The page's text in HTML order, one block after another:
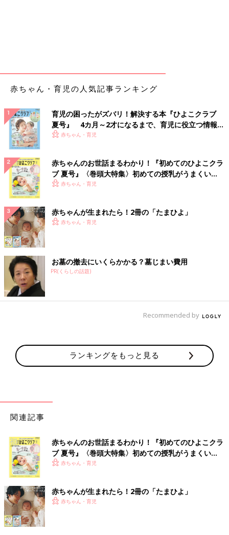
赤ちゃん・育児の人気記事ランキング
育児の困ったがズバリ！解決する本『ひよこクラブ
夏号』 4カ月～2才になるまで、育児に役立つ情報が
いっぱい！
赤ちゃん・育児
赤ちゃんのお世話まるわかり！『初めてのひよこクラ
ブ 夏号』〈巻頭大特集〉初めての授乳がうまくい
く！ おっぱい・ミルクの基本と夏のトラブル 解決テ
赤ちゃん・育児
赤ちゃんが生まれたら！2冊の「たまひよ」
赤ちゃん・育児
お墓の撤去にいくらかかる？墓じまい費用
PR(くらしの話題)
Recommended by
ランキングをもっと見る
関連記事
赤ちゃんのお世話まるわかり！『初めてのひよこクラ
ブ 夏号』〈巻頭大特集〉初めての授乳がうまくい
く！ おっぱい・ミルクの基本と夏のトラブル 解決テ
赤ちゃん・育児
赤ちゃんが生まれたら！2冊の「たまひよ」
赤ちゃん・育児